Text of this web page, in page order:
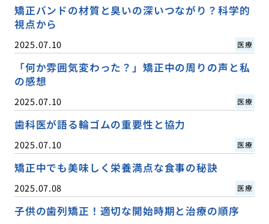
矯正バンドの材質と臭いの深いつながり？科学的
視点から
2025.07.10 医療
「何か雰囲気変わった？」矯正中の周りの声と私
の感想
2025.07.10 医療
歯科医が語る輪ゴムの重要性と協力
2025.07.10 医療
矯正中でも美味しく栄養満点な食事の秘訣
2025.07.08 医療
子供の歯列矯正！適切な開始時期と治療の順序